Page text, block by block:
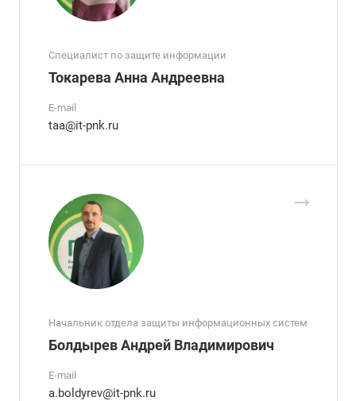
Специалист по защите информации
Токарева Анна Андреевна
E-mail
taa@it-pnk.ru
Начальник отдела защиты информационных систем
Болдырев Андрей Владимирович
E-mail
a.boldyrev@it-pnk.ru